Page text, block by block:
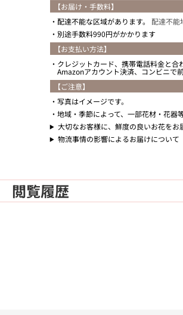
【お届け・手数料】
配達不能な区域があります。 配達不能
別途手数料990円がかかります
【お支払い方法】
クレジットカード、携帯電話料金と合
Amazonアカウント決済、コンビニ
【ご注意】
写真はイメージです。
地域・季節によって、一部花材・花器
大切なお客様に、鮮度の良いお花をお
物流事情の影響によるお届けについて
閲覧履歴